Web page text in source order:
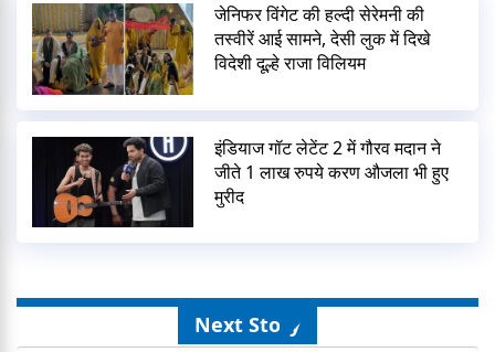
जेनिफर विंगेट की हल्दी सेरेमनी की
तस्वीरें आई सामने, देसी लुक में दिखे
विदेशी दूल्हे राजा विलियम
इंडियाज गॉट लेटेंट 2 में गौरव मदान ने
जीते 1 लाख रुपये करण औजला भी हुए
मुरीद
Next Story